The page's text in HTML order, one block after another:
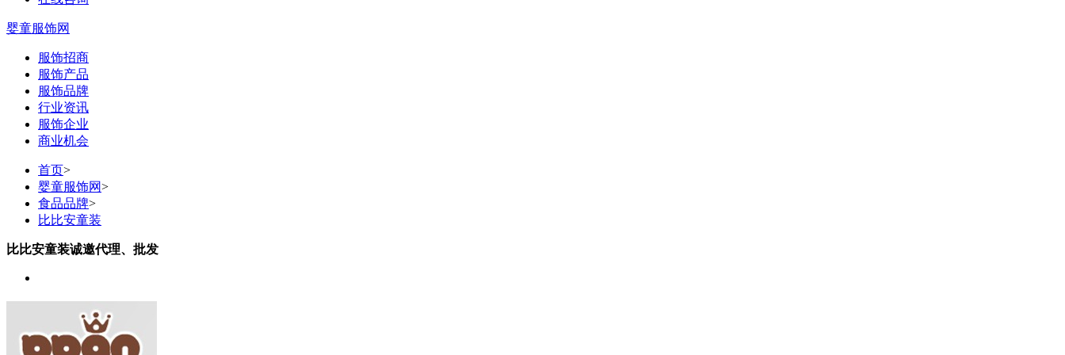
婴童服饰网
服饰招商
服饰产品
服饰品牌
行业资讯
服饰企业
商业机会
首页>
婴童服饰网>
食品品牌>
比比安童装
比比安童装诚邀代理、批发